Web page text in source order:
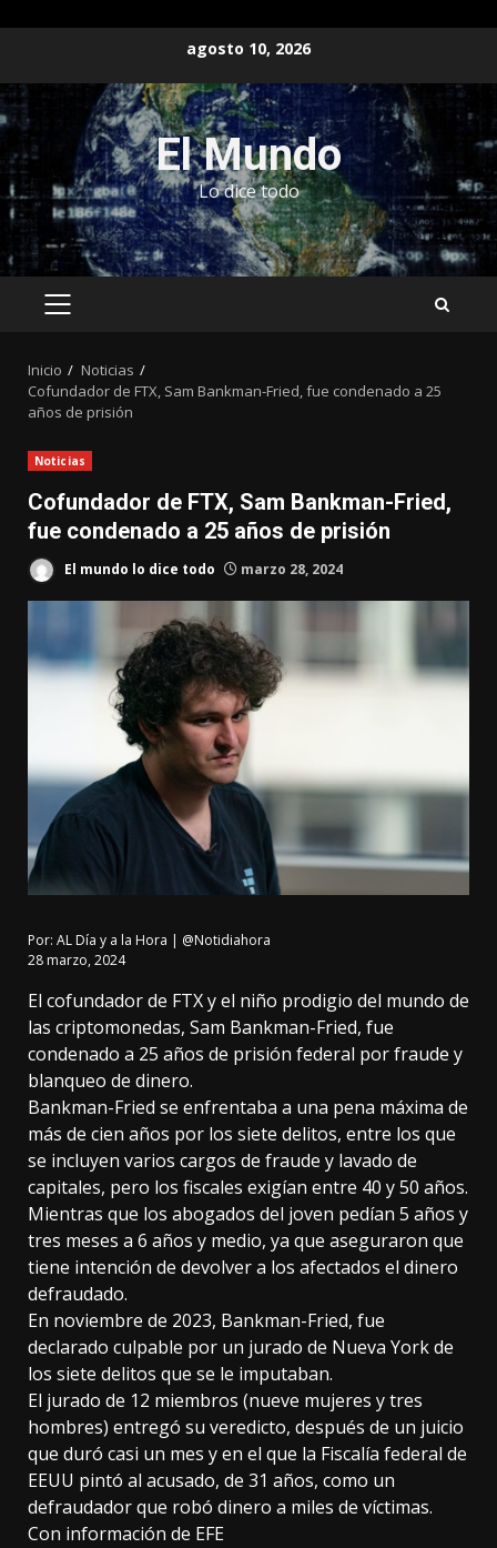
contenido
agosto 10, 2026
El Mundo
Lo dice todo
MENÚ
Inicio
Noticias
Cofundador de FTX, Sam Bankman-Fried, fue condenado a 25
años de prisión
Noticias
Cofundador de FTX, Sam Bankman-Fried,
fue condenado a 25 años de prisión
El mundo lo dice todo marzo 28, 2024
Por: AL Día y a la Hora | @Notidiahora
28 marzo, 2024
El cofundador de FTX y el niño prodigio del mundo de
las criptomonedas, Sam Bankman-Fried, fue
condenado a 25 años de prisión federal por fraude y
blanqueo de dinero.
Bankman-Fried se enfrentaba a una pena máxima de
más de cien años por los siete delitos, entre los que
se incluyen varios cargos de fraude y lavado de
capitales, pero los fiscales exigían entre 40 y 50 años.
Mientras que los abogados del joven pedían 5 años y
tres meses a 6 años y medio, ya que aseguraron que
tiene intención de devolver a los afectados el dinero
defraudado.
En noviembre de 2023, Bankman-Fried, fue
declarado culpable por un jurado de Nueva York de
los siete delitos que se le imputaban.
El jurado de 12 miembros (nueve mujeres y tres
hombres) entregó su veredicto, después de un juicio
que duró casi un mes y en el que la Fiscalía federal de
EEUU pintó al acusado, de 31 años, como un
defraudador que robó dinero a miles de víctimas.
Con información de EFE